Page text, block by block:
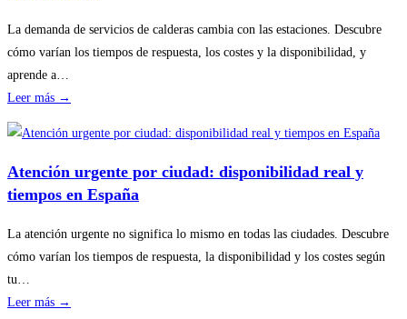
hogar
sin
La demanda de servicios de calderas cambia con las estaciones. Descubre
cómo varían los tiempos de respuesta, los costes y la disponibilidad, y
aprende a…
Leer más →
por
temporada
de
calderas:
Atención urgente por ciudad: disponibilidad real y
tiempos en España
La atención urgente no significa lo mismo en todas las ciudades. Descubre
cómo varían los tiempos de respuesta, la disponibilidad y los costes según
tu…
Leer más →